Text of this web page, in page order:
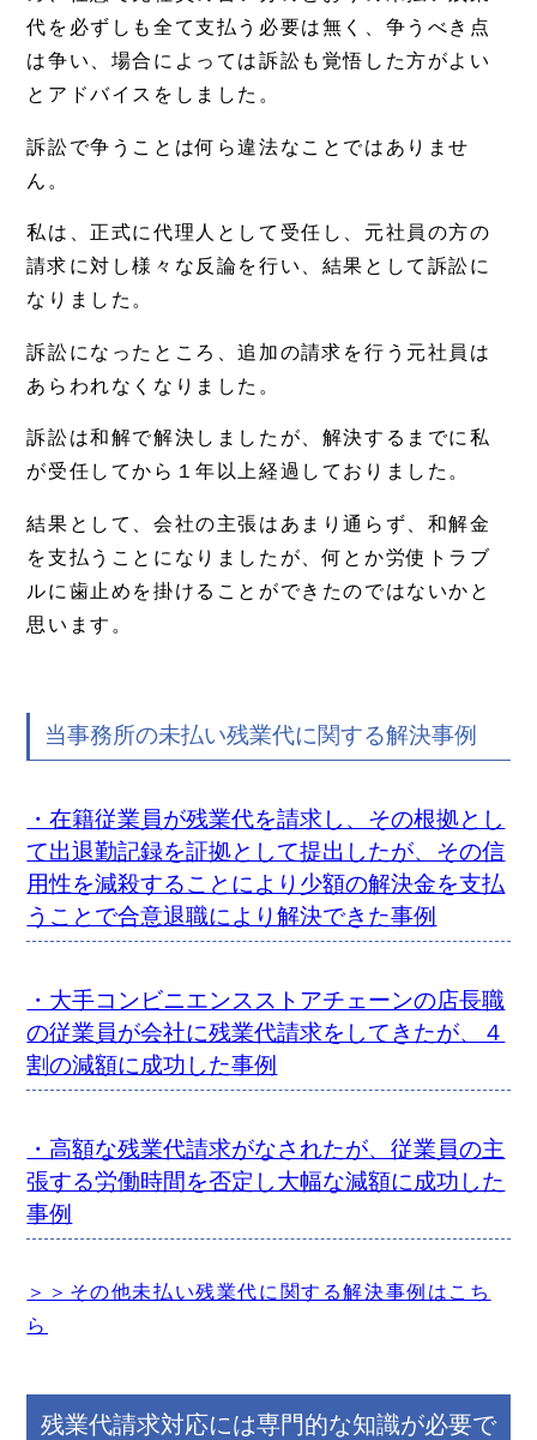
代を必ずしも全て支払う必要は無く、争うべき点
は争い、場合によっては訴訟も覚悟した方がよい
とアドバイスをしました。
訴訟で争うことは何ら違法なことではありませ
ん。
私は、正式に代理人として受任し、元社員の方の
請求に対し様々な反論を行い、結果として訴訟に
なりました。
訴訟になったところ、追加の請求を行う元社員は
あらわれなくなりました。
訴訟は和解で解決しましたが、解決するまでに私
が受任してから１年以上経過しておりました。
結果として、会社の主張はあまり通らず、和解金
を支払うことになりましたが、何とか労使トラブ
ルに歯止めを掛けることができたのではないかと
思います。
当事務所の未払い残業代に関する解決事例
・在籍従業員が残業代を請求し、その根拠とし
て出退勤記録を証拠として提出したが、その信
用性を減殺することにより少額の解決金を支払
うことで合意退職により解決できた事例
・大手コンビニエンスストアチェーンの店長職
の従業員が会社に残業代請求をしてきたが、４
割の減額に成功した事例
・高額な残業代請求がなされたが、従業員の主
張する労働時間を否定し大幅な減額に成功した
事例
＞＞その他未払い残業代に関する解決事例はこち
ら
残業代請求対応には専門的な知識が必要で